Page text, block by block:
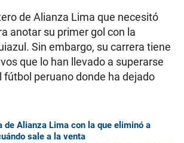
de Alianza Lima que necesitó
anotar su primer gol con la
Sin embargo, su carrera tiene
que lo han llevado a superarse
fútbol peruano donde ha dejado
de Alianza Lima con la que eliminó a
sale a la venta